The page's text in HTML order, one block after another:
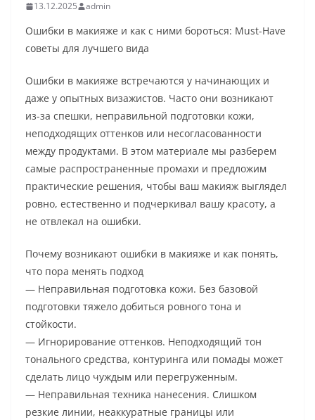
13.12.2025 admin
Ошибки в макияже и как с ними бороться: Must-Have
советы для лучшего вида
Ошибки в макияже встречаются у начинающих и
даже у опытных визажистов. Часто они возникают
из-за спешки, неправильной подготовки кожи,
неподходящих оттенков или несогласованности
между продуктами. В этом материале мы разберем
самые распространенные промахи и предложим
практические решения, чтобы ваш макияж выглядел
ровно, естественно и подчеркивал вашу красоту, а
не отвлекал на ошибки.
Почему возникают ошибки в макияже и как понять,
что пора менять подход
— Неправильная подготовка кожи. Без базовой
подготовки тяжело добиться ровного тона и
стойкости.
— Игнорирование оттенков. Неподходящий тон
тонального средства, контуринга или помады может
сделать лицо чуждым или перегруженным.
— Неправильная техника нанесения. Слишком
резкие линии, неаккуратные границы или